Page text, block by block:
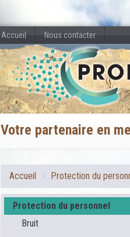
Accueil Nous contacter
Votre partenaire en
Accueil > Protection du
Protection du personnel
Bruit